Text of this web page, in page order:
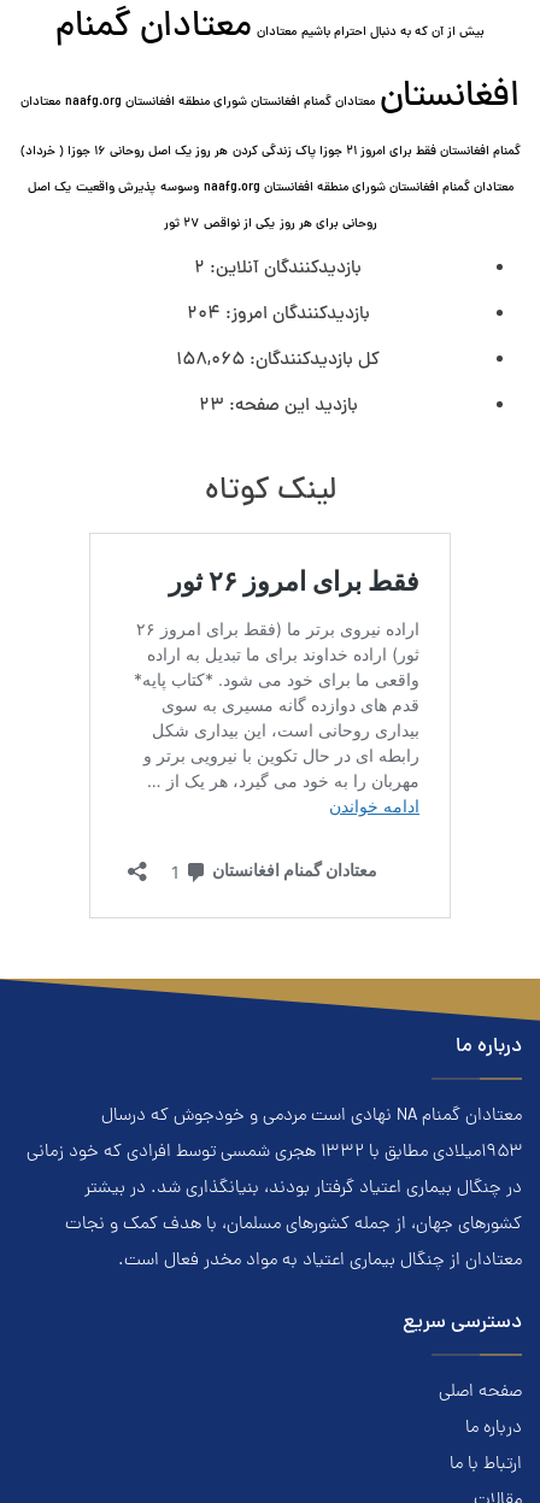
بیش از آن که به دنبال احترام باشیم معتادان معتادان گمنام
افغانستان معتادان گمنام افغانستان شورای منطقه افغانستان naafg.org معتادان
گمنام افغانستان فقط برای امروز ۲۱ جوزا پاک زندگی کردن
هر روز یک اصل روحانی ۱۶ جوزا ( خرداد)
معتادان گمنام افغانستان شورای منطقه افغانستان naafg.org
وسوسه پذيرش واقعیت یک اصل
روحانی برای هر روز یکی از نواقص ۲۷ ثور
بازدیدکنندگان آنلاین: 2
بازدیدکنندگان امروز: 204
کل بازدیدکنند‌گان: 158,065
بازدید این صفحه: 23
لینک کوتاه
درباره ما
معتادان گمنام NA نهادي است مردمي و خودجوش که درسال
۱۹۵۳ميلادي مطابق با ۱۳۳۲ هجري‌ شمسي توسط افرادي که خود زماني
در چنگال بیماری اعتياد گرفتار بودند، بنيانگذاري شد. در بيشتر
کشور‌هاي جهان، از جمله کشور‌هاي مسلمان، با هدف کمک و نجات
معتادان از چنگال بیماری اعتياد به مواد مخدر فعال است.
دسترسی سریع
صفحه اصلی
درباره ما
ارتباط با ما